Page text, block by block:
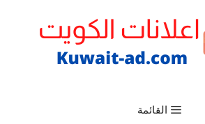
القائمة